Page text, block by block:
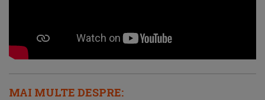
MAI MULTE DESPRE: